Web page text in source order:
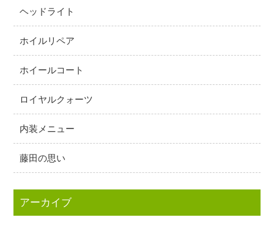
ヘッドライト
ホイルリペア
ホイールコート
ロイヤルクォーツ
内装メニュー
藤田の思い
アーカイブ